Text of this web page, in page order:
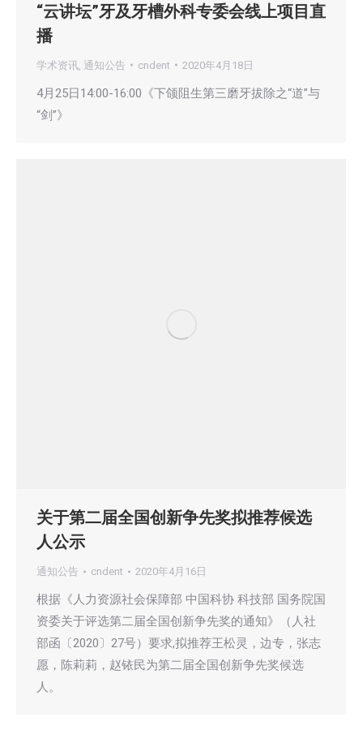
“云讲坛”牙及牙槽外科专委会线上项目直
播
学术资讯 通知公告 cndent 2020年4月18日
4月25日14:00-16:00《下颌阻生第三磨牙拔除之“道”与
“剑”》
关于第二届全国创新争先奖拟推荐候选
人公示
通知公告 cndent 2020年4月16日
根据《人力资源社会保障部 中国科协 科技部 国务院国
资委关于评选第二届全国创新争先奖的通知》（人社
部函〔2020〕27号）要求,拟推荐王松灵，边专，张志
愿，陈莉莉，赵铱民为第二届全国创新争先奖候选
人。